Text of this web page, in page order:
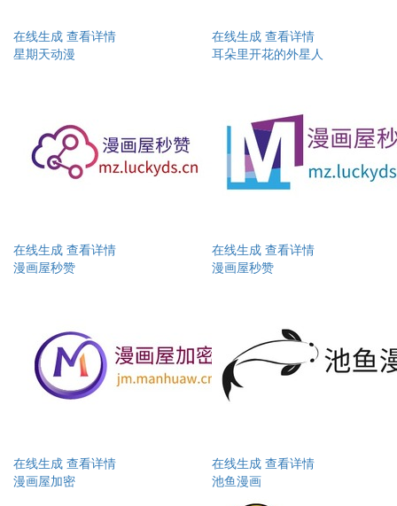
在线生成 查看详情
星期天动漫
在线生成 查看详情
耳朵里开花的外星人
在线生成 查看详情
漫画屋秒赞
在线生成 查看详情
漫画屋秒赞
在线生成 查看详情
漫画屋加密
在线生成 查看详情
池鱼漫画